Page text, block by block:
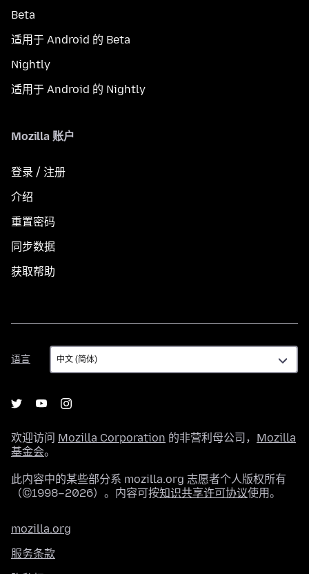
Beta
适用于 Android 的 Beta
Nightly
适用于 Android 的 Nightly
Mozilla 账户
登录 / 注册
介绍
重置密码
同步数据
获取帮助
语言
语
言
欢迎访问 Mozilla Corporation 的非营利母公司， Mozilla
基金会。
此内容中的某些部分系 mozilla.org 志愿者个人版权所有
（©1998–2026）。内容可按知识共享许可协议使用。
mozilla.org
服务条款